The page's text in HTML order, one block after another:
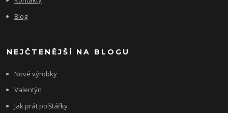
Blog
NEJČTENĚJŠÍ NA BLOGU
Nové výrobky
Valentýn
Jak prát polštářky